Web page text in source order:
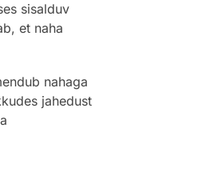
sisalduv
et naha
nahaga
jahedust